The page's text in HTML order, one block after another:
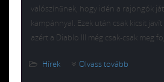
valószínűnek, hogy idén a rajongók
kampánnyal. Ezek után csak kicsit
azért a Diablo III még csak-csak meg
Hírek Olvass tovább